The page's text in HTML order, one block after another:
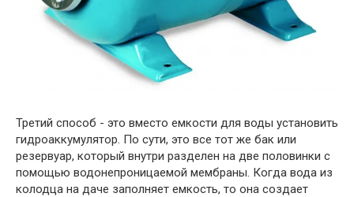
Третий способ - это вместо емкости для воды установить
гидроаккумулятор. По сути, это все тот же бак или
резервуар, который внутри разделен на две половинки с
помощью водонепроницаемой мембраны. Когда вода из
колодца на даче заполняет емкость, то она создает